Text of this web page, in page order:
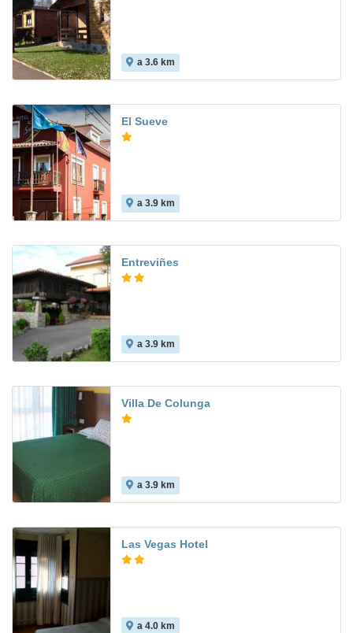
a 3.6 km
El Sueve
a 3.9 km
Entreviñes
a 3.9 km
Villa De Colunga
a 3.9 km
Las Vegas Hotel
a 4.0 km